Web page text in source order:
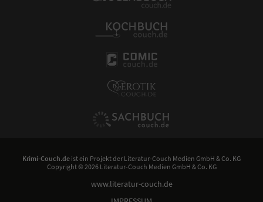
Krimi-Couch.de ist ein Projekt der Literatur-Couch Medien GmbH & Co. KG
Copyright © 2026 Literatur-Couch Medien GmbH & Co. KG
www.literatur-couch.de